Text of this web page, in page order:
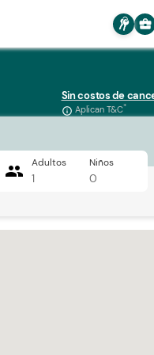
business_center
Sin costos de
info_outline Aplican T&C*
people Adultos
1
Niños
0